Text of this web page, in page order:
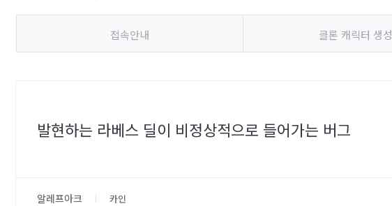
접속안내 클론 캐릭터 생성
발현하는 라베스 딜이 비정상적으로 들어가는 버그
알레프아크 카인